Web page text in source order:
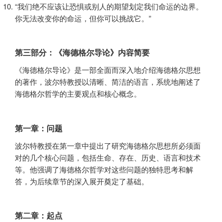
“我们绝不应该让恐惧或别人的期望划定我们命运的边界。
你无法改变你的命运，但你可以挑战它。”
第三部分：《海德格尔导论》内容简要
《海德格尔导论》是一部全面而深入地介绍海德格尔思想
的著作，波尔特教授以清晰、简洁的语言，系统地阐述了
海德格尔哲学的主要观点和核心概念。
第一章：问题
波尔特教授在第一章中提出了研究海德格尔思想所必须面
对的几个核心问题，包括生命、存在、历史、语言和技术
等。他强调了海德格尔哲学对这些问题的独特思考和解
答，为后续章节的深入展开奠定了基础。
第二章：起点